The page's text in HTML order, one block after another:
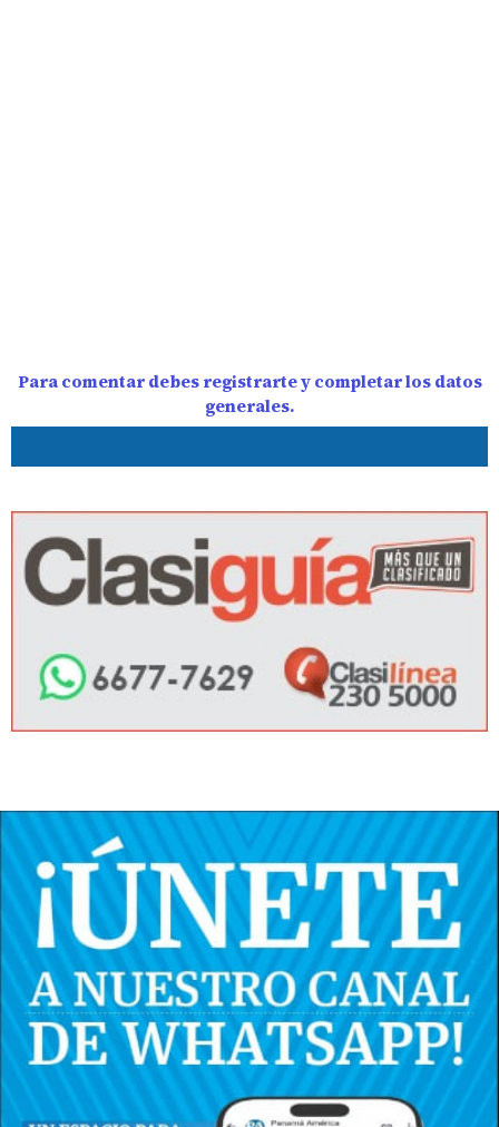
Para comentar debes registrarte y completar los datos
generales.